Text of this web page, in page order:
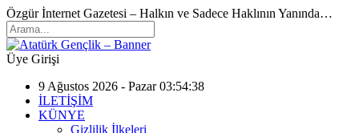
Özgür İnternet Gazetesi – Halkın ve Sadece Haklının Yanında…
Üye Girişi
9 Ağustos 2026 - Pazar 03:54:38
İLETİŞİM
KÜNYE
Gizlilik İlkeleri